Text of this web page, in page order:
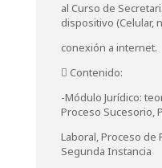
al Curso de
dispositivo (Celular,
conexión a internet.
 Contenido:
-Módulo Jurídico:
Proceso Sucesorio,
Laboral, Proceso de
Segunda Instancia